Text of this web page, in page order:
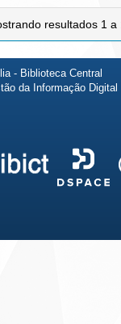
resultados 1 a
- Biblioteca Central
da Informação Digital